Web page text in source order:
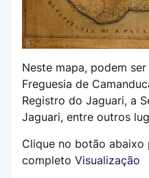
Neste mapa, podem
Freguesia de
Registro do Jaguari, a
Jaguari, entre outros
Clique no botão abaixo
completo Visualização